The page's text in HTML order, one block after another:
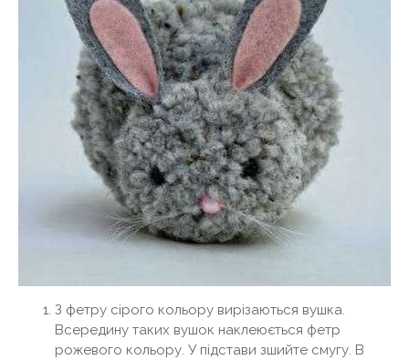
З фетру сірого кольору вирізаються вушка.
Всередину таких вушок наклеюється фетр
рожевого кольору. У підстави зшийте смугу. В